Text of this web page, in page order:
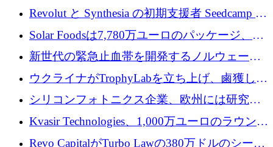
万ユーロを確保
Revolut と Synthesia の初期支援者 Seedcamp が
3 億 2,000 万ドルを調達、米国に投資
Solar Foodsは7,780万ユーロのパッケージ、5
億ユーロの防衛および二重用途成長基金EDM
を開始、ヨーロッパのシリコンフォトニクス
に警告
新世代の緊急止血帯を開発するノルウェーの
スタートアップ企業を紹介する
ウクライナがTrophyLabを立ち上げ、鹵獲した
ロシア兵器を戦場の研究開発プラットフォー
ムに変える
シリコンフォトニクス企業、欧州には研究を
商業的に成功させるためのインフラが不足し
Kvasir Technologies、1,000万ユーロのラウンド
で成長を促進
Revo CapitalがTurbo Lawの380万ドルのシード